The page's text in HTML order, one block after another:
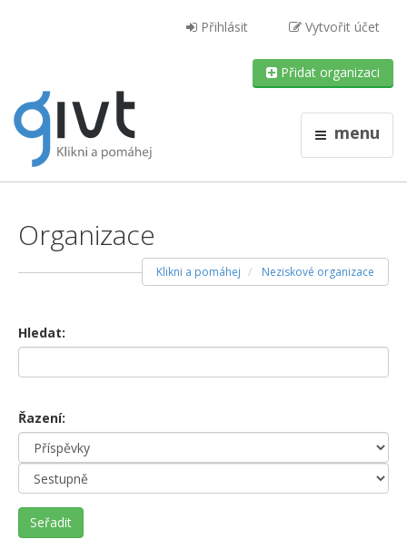
Přihlásit Vytvořit účet
Přidat organizaci
menu
Organizace
Klikni a pomáhej Neziskové organizace
Hledat:
Řazení:
Seřadit